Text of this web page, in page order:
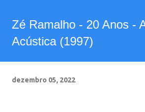
Zé Ramalho - 20 Anos -
Acústica (1997)
dezembro 05, 2022